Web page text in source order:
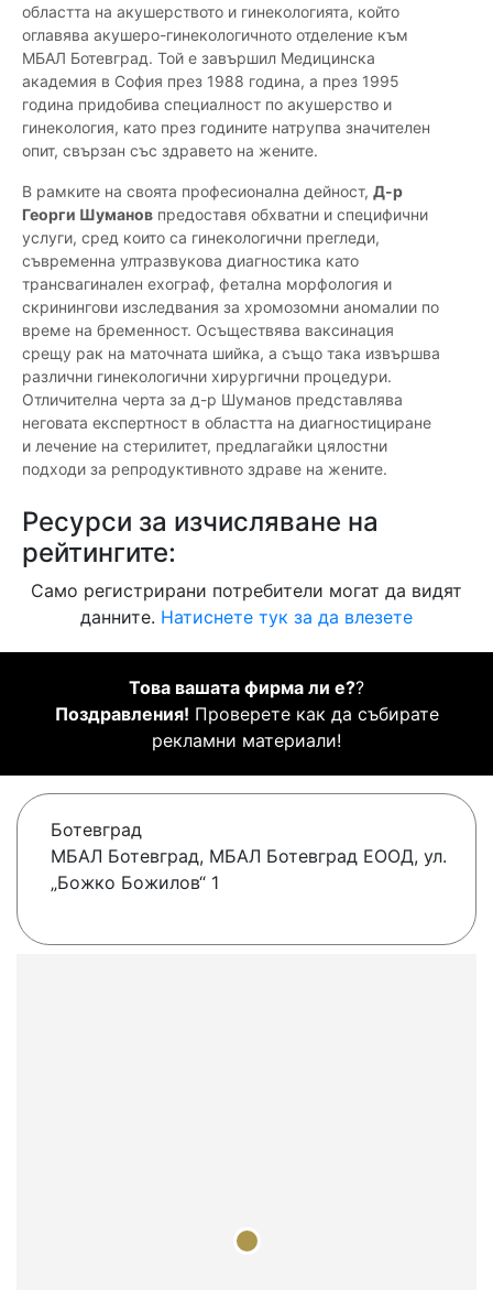
областта на акушерството и гинекологията, който
оглавява акушеро-гинекологичното отделение към
МБАЛ Ботевград. Той e завършил Медицинска
академия в София през 1988 година, а през 1995
година придобива специалност по акушерство и
гинекология, като през годините натрупва значителен
опит, свързан със здравето на жените.
В рамките на своята професионална дейност, Д-р
Георги Шуманов предоставя обхватни и специфични
услуги, сред които са гинекологични прегледи,
съвременна ултразвукова диагностика като
трансвагинален ехограф, фетална морфология и
скринингови изследвания за хромозомни аномалии по
време на бременност. Осъществява ваксинация
срещу рак на маточната шийка, а също така извършва
различни гинекологични хирургични процедури.
Отличителна черта за д-р Шуманов представлява
неговата експертност в областта на диагностициране
и лечение на стерилитет, предлагайки цялостни
подходи за репродуктивното здраве на жените.
Ресурси за изчисляване на
рейтингите:
Само регистрирани потребители могат да видят
данните. Натиснете тук за да влезете
Това вашата фирма ли е??
Поздравления! Проверете как да събирате
рекламни материали!
Ботевград
МБАЛ Ботевград, МБАЛ Ботевград ЕООД, ул.
„Божко Божилов“ 1